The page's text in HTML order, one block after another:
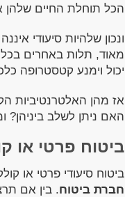
הכל תוחלת החיים שלהן
ונכון שלהיות סיעודי
מאוד, תלות באחרים בכל
יכול וימנע קטסטרופה
אז מהן האלטרנטיביות
האם ניתן לשלב
ביטוח פרטי או
ביטוח סיעודי פרטי או
חברת ביטוח. בין אם